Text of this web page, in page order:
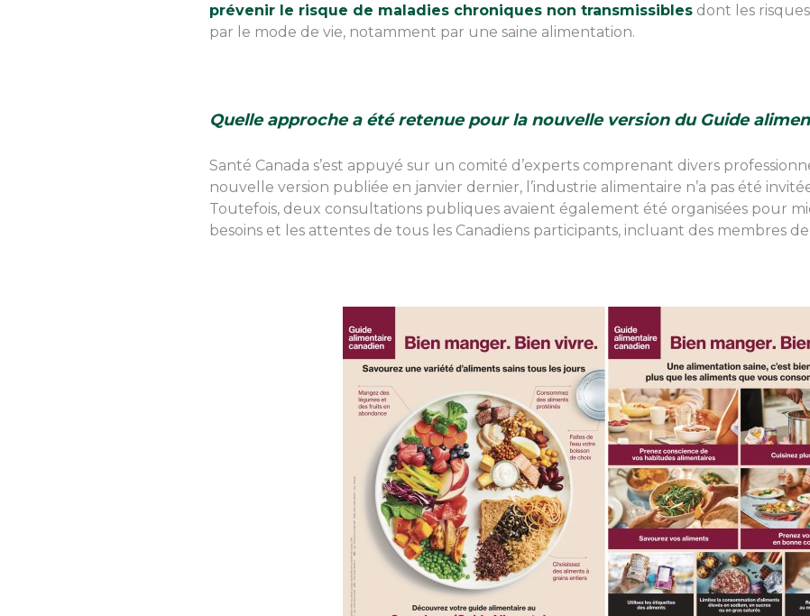
prévenir le risque de maladies chroniques non transmissibles dont les
par le mode de vie, notamment par une saine alimentation.
Quelle approche a été retenue pour la nouvelle version du Guide
Santé Canada s’est appuyé sur un comité d’experts comprenant divers
nouvelle version publiée en janvier dernier, l’industrie alimentaire n’a pas été
Toutefois, deux consultations publiques avaient également été organisées pour
besoins et les attentes de tous les Canadiens participants, incluant des membres